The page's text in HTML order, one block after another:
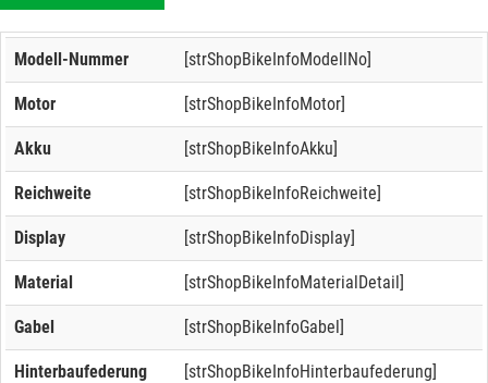
Modell-Nummer [strShopBikeInfoModellNo]
Motor [strShopBikeInfoMotor]
Akku [strShopBikeInfoAkku]
Reichweite [strShopBikeInfoReichweite]
Display [strShopBikeInfoDisplay]
Material [strShopBikeInfoMaterialDetail]
Gabel [strShopBikeInfoGabel]
Hinterbaufederung [strShopBikeInfoHinterbaufederung]